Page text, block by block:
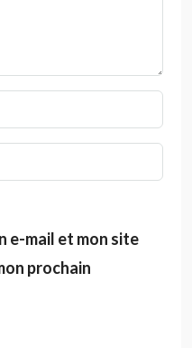
e-mail et mon site
prochain